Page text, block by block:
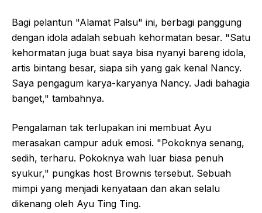
Bagi pelantun "Alamat Palsu" ini, berbagi panggung
dengan idola adalah sebuah kehormatan besar. "Satu
kehormatan juga buat saya bisa nyanyi bareng idola,
artis bintang besar, siapa sih yang gak kenal Nancy.
Saya pengagum karya-karyanya Nancy. Jadi bahagia
banget," tambahnya.
Pengalaman tak terlupakan ini membuat Ayu
merasakan campur aduk emosi. "Pokoknya senang,
sedih, terharu. Pokoknya wah luar biasa penuh
syukur," pungkas host Brownis tersebut. Sebuah
mimpi yang menjadi kenyataan dan akan selalu
dikenang oleh Ayu Ting Ting.